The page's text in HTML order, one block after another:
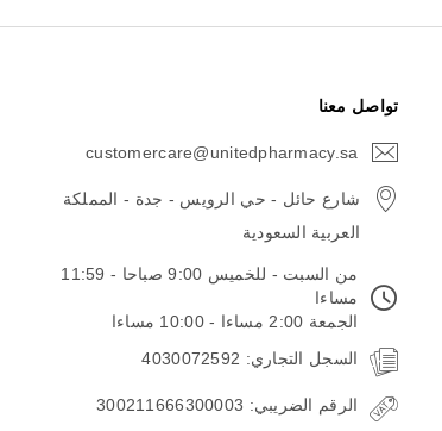
تواصل معنا
customercare@unitedpharmacy.sa
شارع حائل - حي الرويس - جدة - المملكة
العربية السعودية
من السبت - للخميس 9:00 صباحا - 11:59
مساءا
الجمعة 2:00 مساءا - 10:00 مساءا
السجل التجاري: 4030072592
الرقم الضريبي: 300211666300003